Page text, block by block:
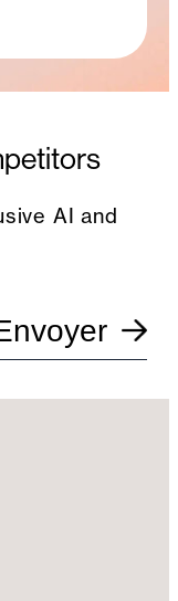
AI and